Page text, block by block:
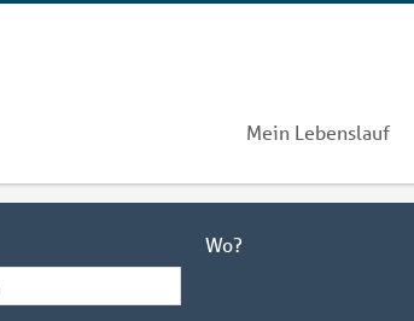
Mein Lebenslauf
Wo?